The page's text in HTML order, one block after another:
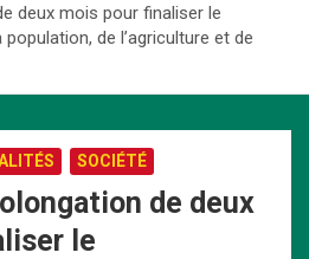
deux mois pour finaliser le
de l’agriculture et de
SOCIÉTÉ
de deux
le